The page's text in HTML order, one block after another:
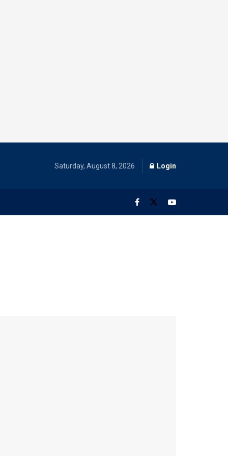
Saturday, August 8, 2026 Login